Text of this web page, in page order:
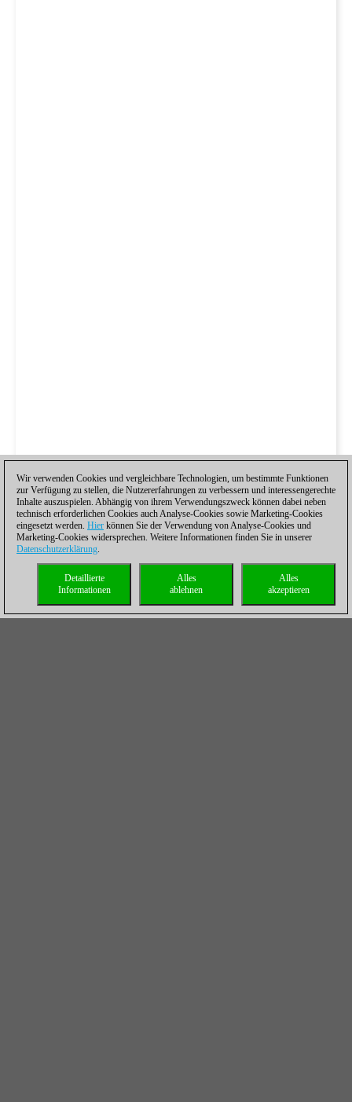
Wir verwenden Cookies und vergleichbare Technologien, um bestimmte Funktionen
zur Verfügung zu stellen, die Nutzererfahrungen zu verbessern und interessengerechte
Inhalte auszuspielen. Abhängig von ihrem Verwendungszweck können dabei neben
technisch erforderlichen Cookies auch Analyse-Cookies sowie Marketing-Cookies
eingesetzt werden. Hier können Sie der Verwendung von Analyse-Cookies und
Marketing-Cookies widersprechen. Weitere Informationen finden Sie in unserer
Datenschutzerklärung.
Alles
akzeptieren
Alles
ablehnen
Detaillierte
Informationen